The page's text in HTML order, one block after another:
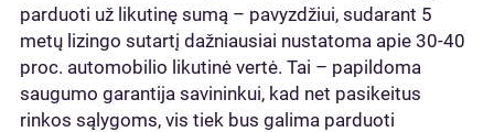
parduoti už likutinę sumą – pavyzdžiui, sudarant 5
metų lizingo sutartį dažniausiai nustatoma apie 30-40
proc. automobilio likutinė vertė. Tai – papildoma
saugumo garantija savininkui, kad net pasikeitus
rinkos sąlygoms, vis tiek bus galima parduoti